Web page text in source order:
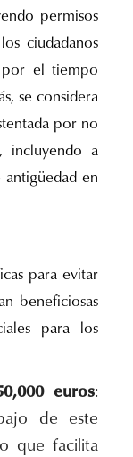
permisos
ciudadanos
por el tiempo
se considera
por no
incluyendo a
antigüedad en
para evitar
beneficiosas
para los
euros:
de este
que facilita